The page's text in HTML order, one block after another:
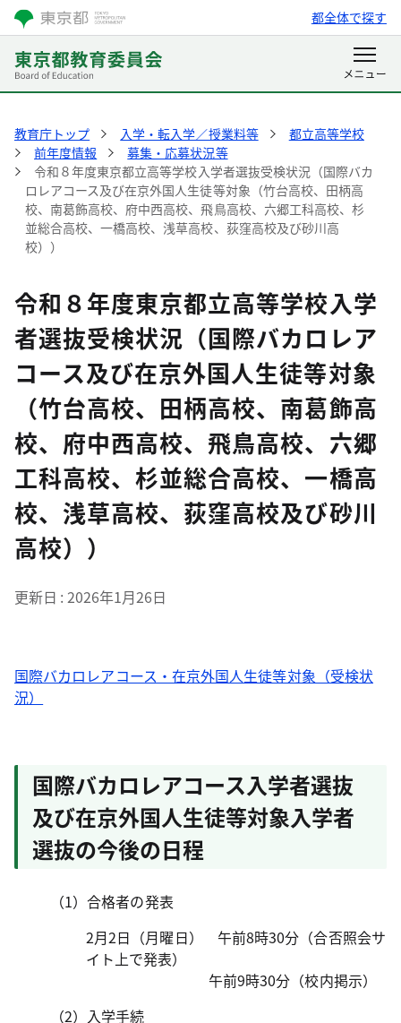
都全体で探す
教育庁トップ 入学・転入学／授業料等
都立高等学校
前年度情報
募集・応募状況等
令和８年度東京都立高等学校入学者選抜受検状況（国際バカ
ロレアコース及び在京外国人生徒等対象（竹台高校、田柄高
校、南葛飾高校、府中西高校、飛鳥高校、六郷工科高校、杉
並総合高校、一橋高校、浅草高校、荻窪高校及び砂川高
校））
令和８年度東京都立高等学校入学
者選抜受検状況（国際バカロレア
コース及び在京外国人生徒等対象
（竹台高校、田柄高校、南葛飾高
校、府中西高校、飛鳥高校、六郷
工科高校、杉並総合高校、一橋高
校、浅草高校、荻窪高校及び砂川
高校））
更新日 2026年1月26日
国際バカロレアコース・在京外国人生徒等対象（受検状
況）
国際バカロレアコース入学者選抜
及び在京外国人生徒等対象入学者
選抜の今後の日程
（1）合格者の発表
2月2日（月曜日） 午前8時30分（合否照会サ
イト上で発表）
午前9時30分（校内掲示）
（2）入学手続